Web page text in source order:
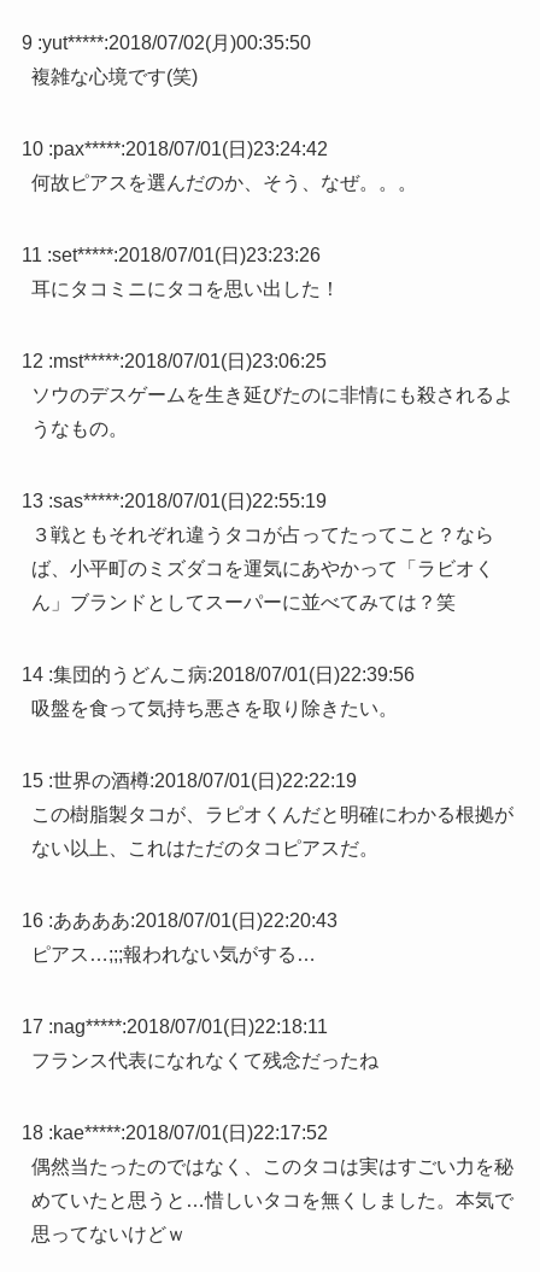
9 :yut*****:2018/07/02(月)00:35:50
複雑な心境です(笑)
10 :pax*****:2018/07/01(日)23:24:42
何故ピアスを選んだのか、そう、なぜ。。。
11 :set*****:2018/07/01(日)23:23:26
耳にタコミニにタコを思い出した！
12 :mst*****:2018/07/01(日)23:06:25
ソウのデスゲームを生き延びたのに非情にも殺されるよ
うなもの。
13 :sas*****:2018/07/01(日)22:55:19
３戦ともそれぞれ違うタコが占ってたってこと？なら
ば、小平町のミズダコを運気にあやかって「ラビオく
ん」ブランドとしてスーパーに並べてみては？笑
14 :集団的うどんこ病:2018/07/01(日)22:39:56
吸盤を食って気持ち悪さを取り除きたい。
15 :世界の酒樽:2018/07/01(日)22:22:19
この樹脂製タコが、ラピオくんだと明確にわかる根拠が
ない以上、これはただのタコピアスだ。
16 :ああああ:2018/07/01(日)22:20:43
ピアス…;;;報われない気がする…
17 :nag*****:2018/07/01(日)22:18:11
フランス代表になれなくて残念だったね
18 :kae*****:2018/07/01(日)22:17:52
偶然当たったのではなく、このタコは実はすごい力を秘
めていたと思うと…惜しいタコを無くしました。本気で
思ってないけどｗ